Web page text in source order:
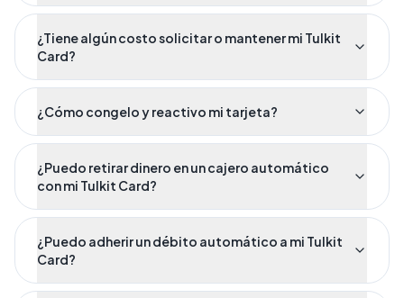
¿Tiene algún costo solicitar o mantener mi Tulkit
Card?
¿Cómo congelo y reactivo mi tarjeta?
¿Puedo retirar dinero en un cajero automático
con mi Tulkit Card?
¿Puedo adherir un débito automático a mi Tulkit
Card?